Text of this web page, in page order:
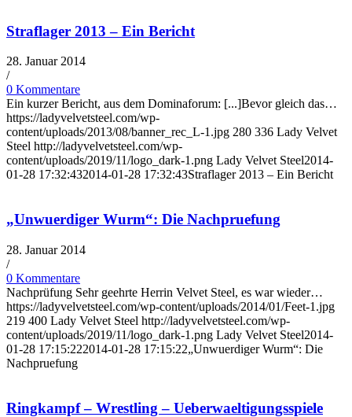
Straflager 2013 – Ein Bericht
28. Januar 2014
/
0 Kommentare
Ein kurzer Bericht, aus dem Dominaforum: [...]Bevor gleich das…
https://ladyvelvetsteel.com/wp-
content/uploads/2013/08/banner_rec_L-1.jpg 280 336 Lady Velvet
Steel http://ladyvelvetsteel.com/wp-
content/uploads/2019/11/logo_dark-1.png Lady Velvet Steel2014-
01-28 17:32:432014-01-28 17:32:43Straflager 2013 – Ein Bericht
„Unwuerdiger Wurm“: Die Nachpruefung
28. Januar 2014
/
0 Kommentare
Nachprüfung Sehr geehrte Herrin Velvet Steel, es war wieder…
https://ladyvelvetsteel.com/wp-content/uploads/2014/01/Feet-1.jpg
219 400 Lady Velvet Steel http://ladyvelvetsteel.com/wp-
content/uploads/2019/11/logo_dark-1.png Lady Velvet Steel2014-
01-28 17:15:222014-01-28 17:15:22„Unwuerdiger Wurm“: Die
Nachpruefung
Ringkampf – Wrestling – Ueberwaeltigungsspiele